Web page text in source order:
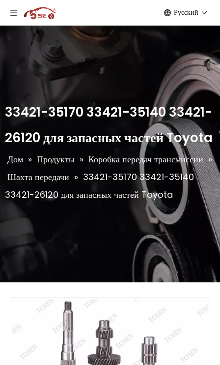
Pусский
33421-35170 33421-35140 33421-
26120 для запасных частей Toyota
Дом » Продукты » Коробка передач трансмиссии »
Шахта передачи » 33421-35170 33421-35140
33421-26120 для запасных частей Toyota